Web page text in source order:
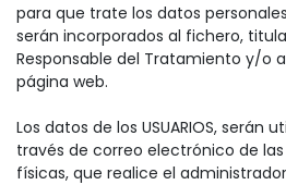
para que trate los datos
serán incorporados al fichero,
Responsable del Tratamiento y/o
página web.
Los datos de los USUARIOS, serán
través de correo electrónico de
físicas, que realice el